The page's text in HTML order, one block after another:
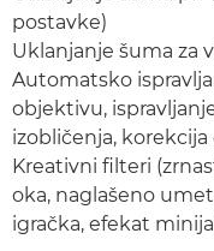
postavke)
Uklanjanje šuma za
Automatsko
objektivu,
izobličenja, korekcija
Kreativni filteri
oka, naglašeno
igračka, efekat